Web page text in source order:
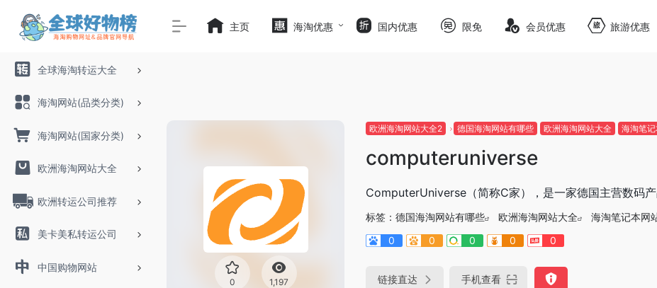
全球海淘转运大全
海淘网站(品类分类)
海淘网站(国家分类)
欧洲海淘网站大全
欧洲转运公司推荐
美卡美私转运公司
中国购物网站
主页 海淘优惠 国内优惠 限免 会员优惠 旅游优惠
0 1,197
欧洲海淘网站大全2 德国海淘网站有哪些 欧洲海淘网站大全 海淘笔
computeruniverse
ComputerUniverse（简称C家），是一家德国主营数码
标签： 德国海淘网站有哪些 欧洲海淘网站大全
海淘笔记本网
0
0 0 0 0
链接直达 手机查看